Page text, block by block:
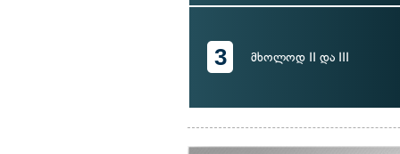
3 მხოლოდ II და III